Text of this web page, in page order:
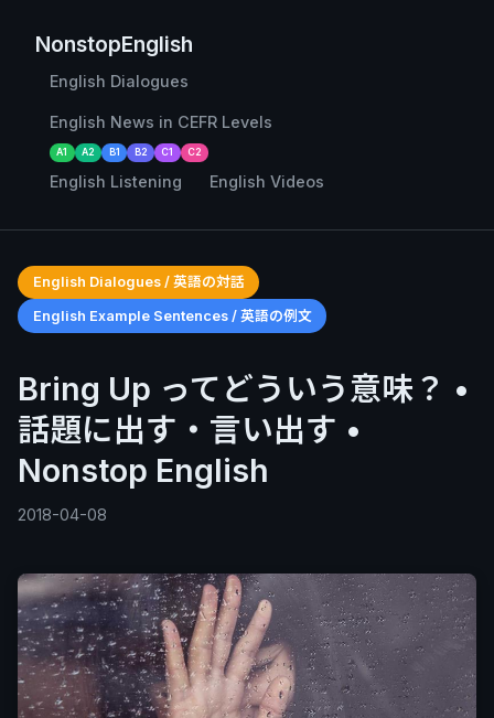
NonstopEnglish
English Dialogues
English News in CEFR Levels
A1 A2 B1 B2 C1 C2
English Listening English Videos
English Dialogues / 英語の対話
English Example Sentences / 英語の例文
Bring Up ってどういう意味？ •
話題に出す・言い出す •
Nonstop English
2018-04-08